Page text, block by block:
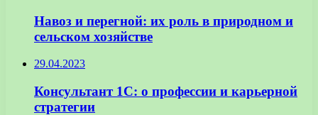
Навоз и перегной: их роль в природном и
сельском хозяйстве
29.04.2023
Консультант 1С: о профессии и карьерной
стратегии